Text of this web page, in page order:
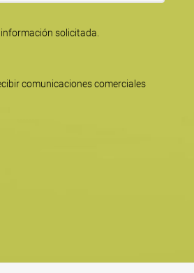
solicitada.
comunicaciones comerciales